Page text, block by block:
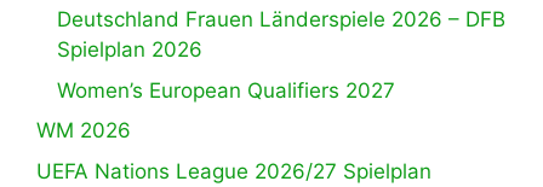
Deutschland Frauen Länderspiele 2026 – DFB
Spielplan 2026
Women’s European Qualifiers 2027
WM 2026
UEFA Nations League 2026/27 Spielplan